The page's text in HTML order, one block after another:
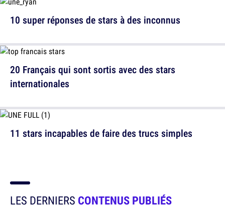
20 Français qui sont sortis avec des stars
internationales
11 stars incapables de faire des trucs simples
10 super réponses de stars à des inconnus
LES DERNIERS CONTENUS PUBLIÉS